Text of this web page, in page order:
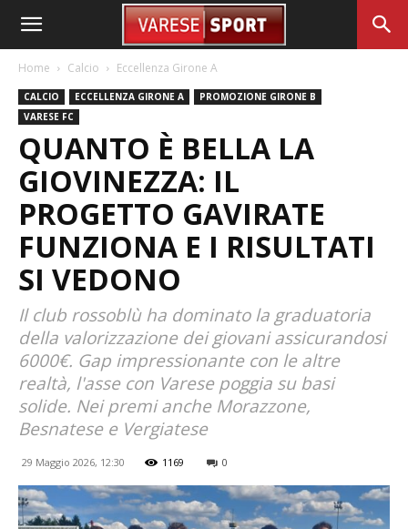
Home Calcio Eccellenza Girone A
CALCIO ECCELLENZA GIRONE A
PROMOZIONE GIRONE B
VARESE FC
QUANTO È BELLA LA
GIOVINEZZA: IL
PROGETTO GAVIRATE
FUNZIONA E I RISULTATI
SI VEDONO
Il club rossoblù ha dominato la graduatoria
della valorizzazione dei giovani assicurandosi
6000€. Gap impressionante con le altre
realtà, l'asse con Varese poggia su basi
solide. Nei premi anche Morazzone,
Besnatese e Vergiatese
29 Maggio 2026, 12:30 1169 0